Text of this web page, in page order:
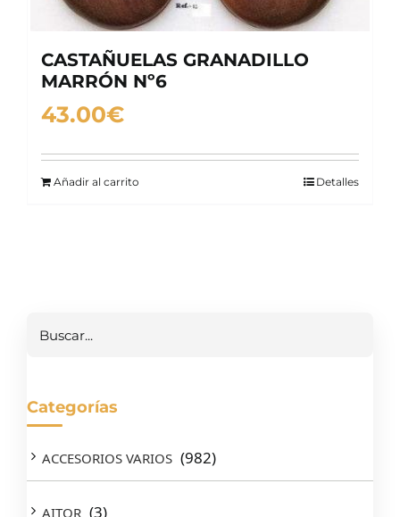
CASTAÑUELAS GRANADILLO
MARRÓN Nº6
43.00€
Añadir al carrito Detalles
Categorías
ACCESORIOS VARIOS (982)
AITOR (3)